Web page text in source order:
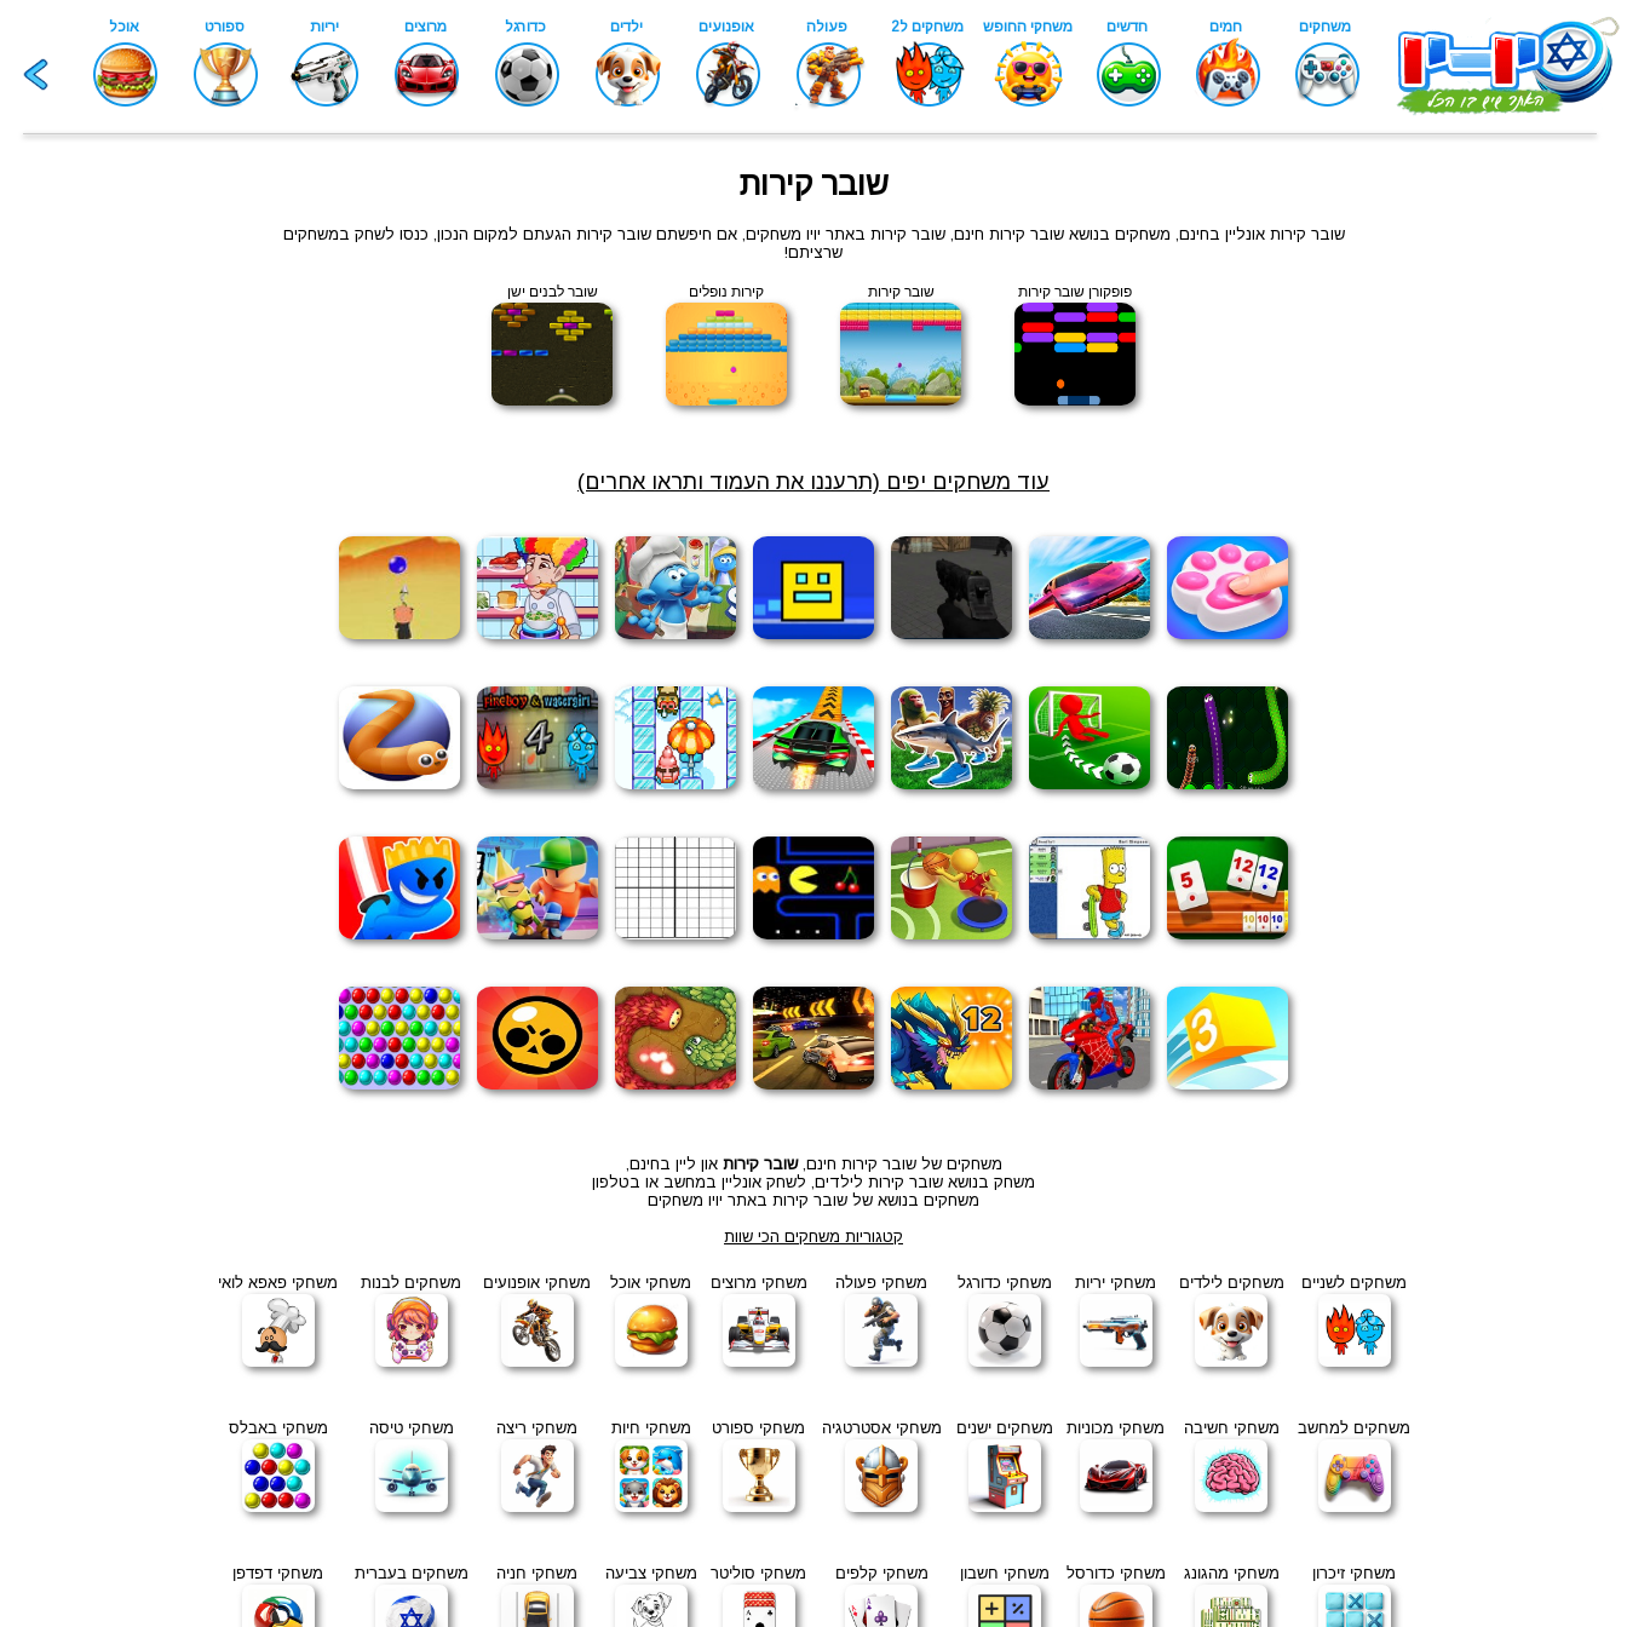
שובר קירות
שובר קירות אונליין בחינם, משחקים בנושא שובר קירות חינם, שובר קירות באתר יויו משחקים, אם חיפשתם שובר קירות הגעתם למקום הנכון, כנסו לשחק במשחקים
שרציתם!
פופקורן שובר קירות שובר קירות קירות נופלים שובר לבנים ישן
עוד משחקים יפים (תרעננו את העמוד ותראו אחרים)
משחקים של שובר קירות חינם,שובר קירות און ליין בחינם,
משחק בנושא שובר קירות לילדים, לשחק אונליין במחשב או בטלפון
משחקים בנושא של שובר קירות באתר יויו משחקים
קטגוריות משחקים הכי שוות
משחקים לשניים משחקים לילדים משחקי יריות משחקי כדורגל משחקי פעולה משחקי מרוצים משחקי אוכל משחקי אופנועים משחקים לבנות משחקי פאפא לואי
משחקים למחשב משחקי חשיבה משחקי מכוניות משחקים ישנים משחקי אסטרטגיה משחקי ספורט משחקי חיות משחקי ריצה משחקי טיסה משחקי באבלס
משחקי זיכרון משחקי מהגונג משחקי כדורסל משחקי חשבון משחקי קלפים משחקי סוליטר משחקי צביעה משחקי חניה משחקים בעברית משחקי דפדפן